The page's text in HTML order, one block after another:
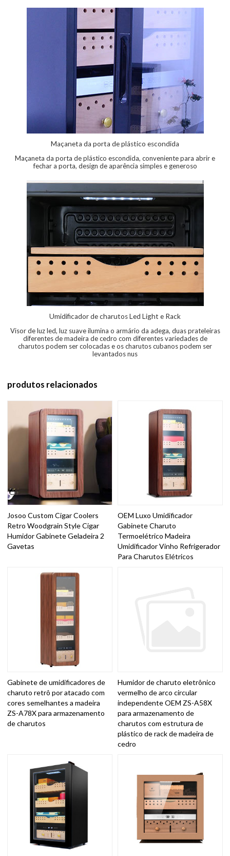
Maçaneta da porta de plástico escondida
Maçaneta da porta de plástico escondida, conveniente para abrir e
fechar a porta, design de aparência simples e generoso
Umidificador de charutos Led Light e Rack
Visor de luz led, luz suave ilumina o armário da adega, duas prateleiras
diferentes de madeira de cedro com diferentes variedades de
charutos podem ser colocadas e os charutos cubanos podem ser
levantados nus
produtos relacionados
Josoo Custom Cigar Coolers
Retro Woodgrain Style Cigar
Humidor Gabinete Geladeira 2
Gavetas
OEM Luxo Umidificador
Gabinete Charuto
Termoelétrico Madeira
Umidificador Vinho Refrigerador
Para Charutos Elétricos
Gabinete de umidificadores de
charuto retrô por atacado com
cores semelhantes a madeira
ZS-A78X para armazenamento
de charutos
Humidor de charuto eletrônico
vermelho de arco circular
independente OEM ZS-A58X
para armazenamento de
charutos com estrutura de
plástico de rack de madeira de
cedro